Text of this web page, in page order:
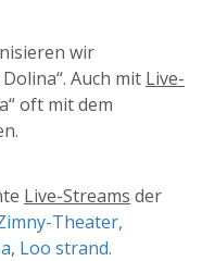
wir
Auch mit Live-
oft mit dem
Live-Streams der
Theater,
, Loo strand.